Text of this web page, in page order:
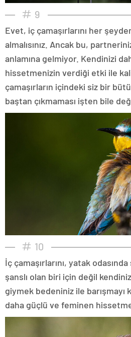
9
Evet, iç çamaşırlarını her
almalısınız. Ancak bu,
anlamına gelmiyor. Kendinizi
hissetmenizin verdiği etki ile
çamaşırların içindeki siz bir
baştan çıkmaması işten bile
10
İç çamaşırlarını, yatak
şanslı olan biri için değil
giymek bedeniniz ile barışmayı
daha güçlü ve feminen